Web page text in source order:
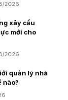
2026
xây cầu
mới cho
2026
quản lý nhà
nào?